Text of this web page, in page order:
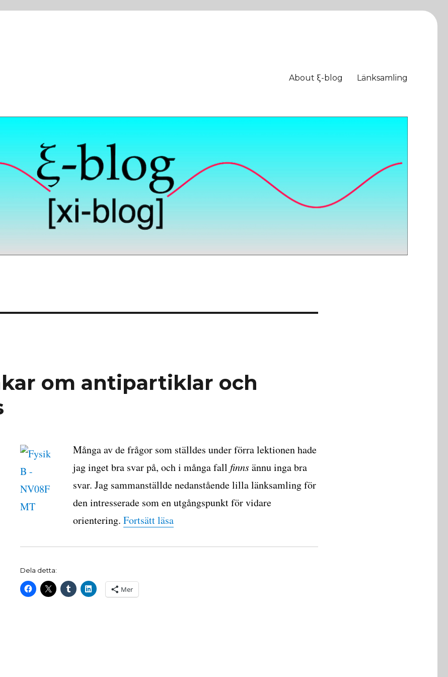
About ξ-blog Länksamling
om antipartiklar och
Många av de frågor som ställdes under förra lektionen hade
jag inget bra svar på, och i många fall finnsännu inga bra
svar. Jag sammanställde nedanstående lilla länksamling för
den intresserade som en utgångspunkt för vidare
orientering.Fortsätt läsa”Några länkar om antipartiklar och neutrinos”
Dela detta:
Mer